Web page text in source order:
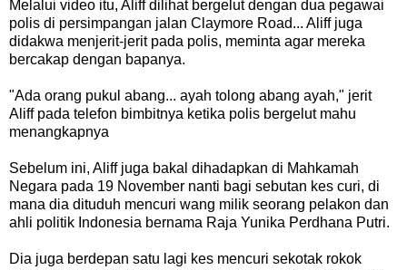
Melalui video itu, Aliff dilihat bergelut dengan dua pegawai
polis di persimpangan jalan Claymore Road... Aliff juga
didakwa menjerit-jerit pada polis, meminta agar mereka
bercakap dengan bapanya.
"Ada orang pukul abang... ayah tolong abang ayah," jerit
Aliff pada telefon bimbitnya ketika polis bergelut mahu
menangkapnya
Sebelum ini, Aliff juga bakal dihadapkan di Mahkamah
Negara pada 19 November nanti bagi sebutan kes curi, di
mana dia dituduh mencuri wang milik seorang pelakon dan
ahli politik Indonesia bernama Raja Yunika Perdhana Putri.
Dia juga berdepan satu lagi kes mencuri sekotak rokok